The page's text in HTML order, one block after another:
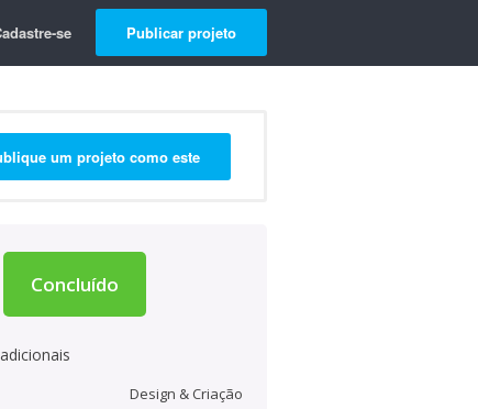
se Publicar projeto
um projeto como este
Concluído
Design & Criação